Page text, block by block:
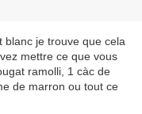
blanc je trouve que cela
mettre ce que vous
ramolli, 1 càc de
de marron ou tout ce